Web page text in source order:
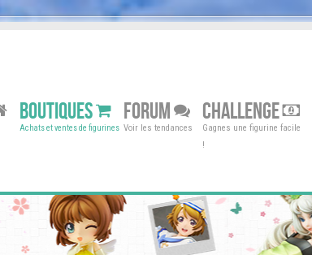
BOUTIQUES
Achats et ventes de figurines
FORUM
Voir les tendances
CHALLENGE
Gagnes une figurine facile
!